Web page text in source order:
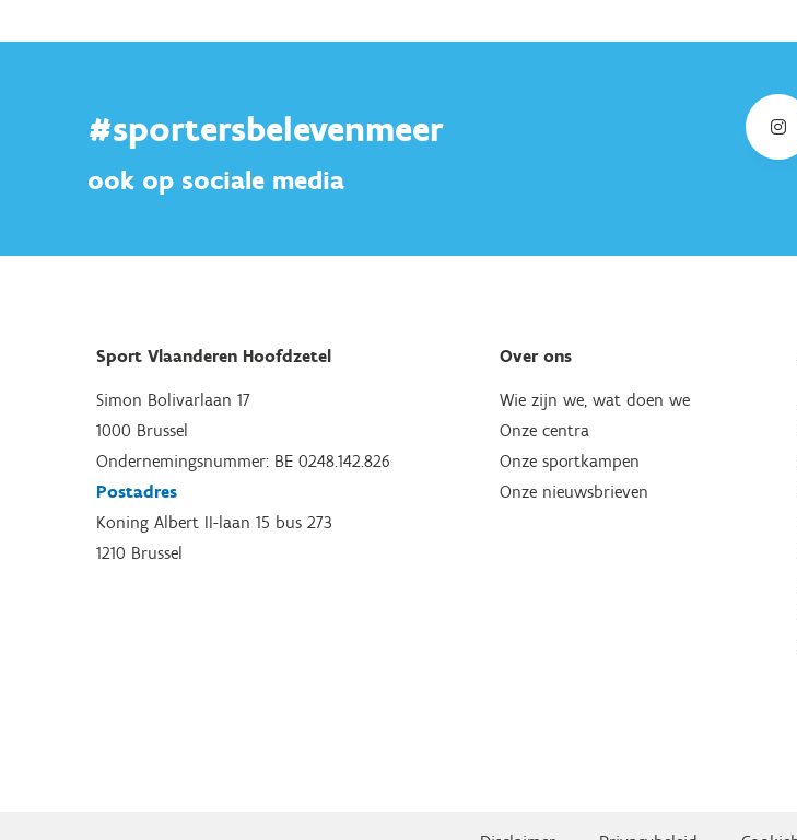
#sportersbelevenmeer
ook op sociale media
Sport Vlaanderen Hoofdzetel
Simon Bolivarlaan 17
1000 Brussel
Ondernemingsnummer: BE 0248.142.826
Postadres
Koning Albert II-laan 15 bus 273
1210 Brussel
Over ons
Wie zijn we, wat doen we
Onze centra
Onze sportkampen
Onze nieuwsbrieven